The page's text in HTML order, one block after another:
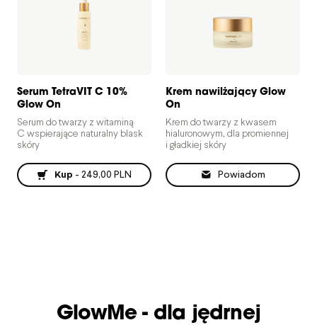
Serum TetraVIT C 10%
Glow On
Serum do twarzy z witaminą
C wspierające naturalny blask
skóry
Kup - 249,00 PLN
Krem nawilżający Glow
On
Krem do twarzy z kwasem
hialuronowym, dla promiennej
i gładkiej skóry
Powiadom
GlowMe - dla jędrnej